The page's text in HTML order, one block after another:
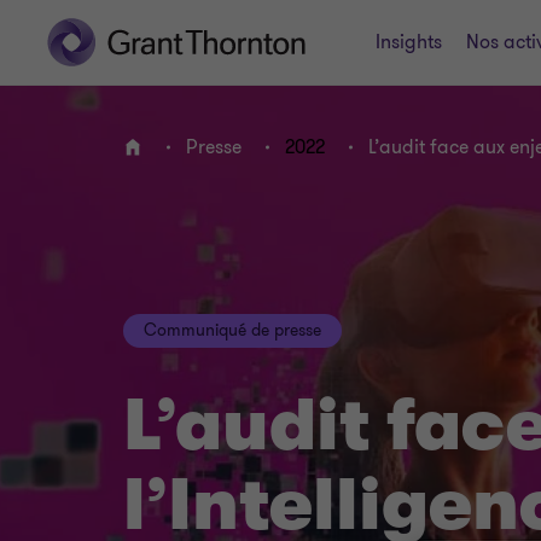
Insights Nos
ACCUEILPresse 2022 L’audit face aux
Communiqué de presse
L’audit